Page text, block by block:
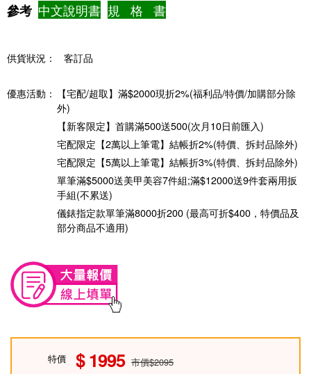
參考 中文說明書 規 格 書
供貨狀況： 客訂品
優惠活動：
【宅配/超取】滿$2000現折2%(福利品/特價/加購部分除
外)
【新客限定】首購滿500送500(次月10日前匯入)
宅配限定【2萬以上筆電】結帳折2%(特價、拆封品除外)
宅配限定【5萬以上筆電】結帳折3%(特價、拆封品除外)
單筆滿$5000送美甲美容7件組;滿$12000送9件套兩用扳
手組(不累送)
儀錶指定款單筆滿8000折200 (最高可折$400，特價品及
部分商品不適用)
特價 1995 市價$2095